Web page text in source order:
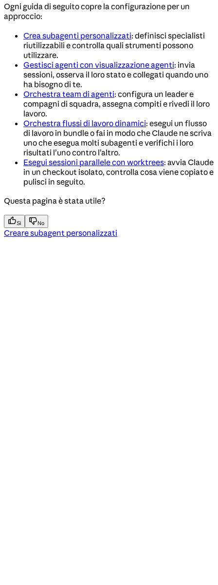
Ogni guida di seguito copre la configurazione per un
approccio:
Crea subagenti personalizzati: definisci specialisti
riutilizzabili e controlla quali strumenti possono
utilizzare.
Gestisci agenti con visualizzazione agenti: invia
sessioni, osserva il loro stato e collegati quando uno
ha bisogno di te.
Orchestra team di agenti: configura un leader e
compagni di squadra, assegna compiti e rivedi il loro
lavoro.
Orchestra flussi di lavoro dinamici: esegui un flusso
di lavoro in bundle o fai in modo che Claude ne scriva
uno che esegua molti subagenti e verifichi i loro
risultati l’uno contro l’altro.
Esegui sessioni parallele con worktrees: avvia Claude
in un checkout isolato, controlla cosa viene copiato e
pulisci in seguito.
Questa pagina è stata utile?
Si No
Creare subagent personalizzati